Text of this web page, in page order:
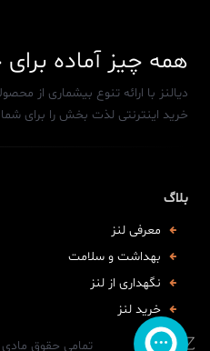
همه چیز آماده برای
دیالنز با ارائه تنوع بیشماری از
خرید اینترنتی لذت بخش را برای شما
بلاگ
معرفی لنز
بهداشت و سلامت
نگهداری از لنز
خرید لنز
تمامی حقوق